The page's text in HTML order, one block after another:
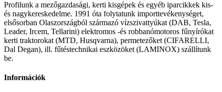
Profilunk a mezőgazdasági, kerti kisgépek és egyéb iparcikkek kis-
és nagykereskedelme. 1991 óta folytatunk importtevékenységet,
elsősorban Olaszországból származó vízszivattyúkat (DAB, Tesla,
Leader, Ircem, Tellarini) elektromos -és robbanómotoros fűnyírókat
kerti traktorokat (MTD, Husqvarna), permetezőket (CIFARELLI,
Dal Degan), ill. fűtéstechnikai eszközöket (LAMINOX) szállítunk
be.
Információk